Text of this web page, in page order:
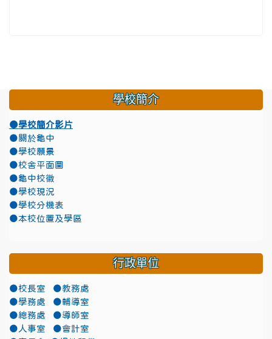
學校簡介
●學校簡介影片
●關於龜中
●學校願景
●校舍平面圖
●龜中校徽
●學校現況
●學校分機表
●本校位置及學區
行政單位
●校長室
●教務處
●學務處
●輔導室
●總務處
●導師室
●人事室
●會計室